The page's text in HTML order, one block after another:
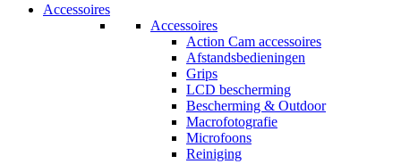
Accessoires
Accessoires
Action Cam accessoires
Afstandsbedieningen
Grips
LCD bescherming
Bescherming & Outdoor
Macrofotografie
Microfoons
Reiniging